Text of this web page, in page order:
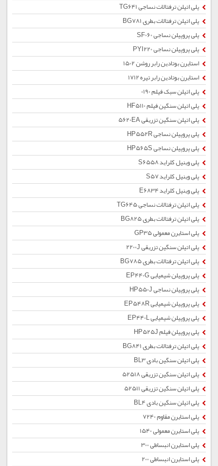
پلی اتیلن ترفتالات نساجی TG641
پلی اتیلن ترفتالات بطری BG781
پلی پروپیلن نساجی SF060
پلی پروپیلن نساجی PYI220
استایرن بوتادین رابر روشن 1502
استایرن بوتادین رابر تیره 1712
پلی اتیلن سبک فیلم 0190
پلی اتیلن سنگین فیلم HF5110
پلی اتیلن سنگین تزریقی 5620EA
پلی پروپیلن نساجی HP552R
پلی پروپیلن نساجی HP565S
پلی وینیل کلراید S6558
پلی وینیل کلراید S57
پلی وینیل کلراید E6834
پلی اتیلن ترفتالات نساجی TG645
پلی اتیلن ترفتالات بطری BG825
پلی استایرن معمولی GP35
پلی اتیلن سنگین تزریقی 2200J
پلی اتیلن ترفتالات بطری BG785
پلی پروپیلن شیمیایی EP440G
پلی پروپیلن نساجی HP550J
پلی پروپیلن شیمیایی EP548R
پلی پروپیلن شیمیایی EP440L
پلی پروپیلن فیلم HP525J
پلی اتیلن ترفتالات بطری BG841
پلی اتیلن سنگین بادی BL3
پلی اتیلن سنگین تزریقی 52518
پلی اتیلن سنگین تزریقی 52511
پلی اتیلن سنگین بادی BL4
پلی استایرن مقاوم 7240
پلی استایرن معمولی 1540
پلی استایرن انبساطی 300
پلی استایرن انبساطی 200